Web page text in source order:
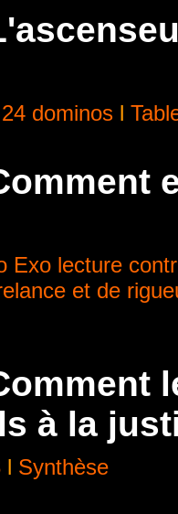
dominos l
Exo lecture
et de
à la
l Synthèse